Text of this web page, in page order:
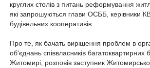
круглих столів з питань реформування
які запрошуються глави ОСББ, керівники
будівельних кооперативів.
Про те, як бачать вирішення проблем в
об'єднань співвласників багатоквартирних
Житомирі, розповів заступник